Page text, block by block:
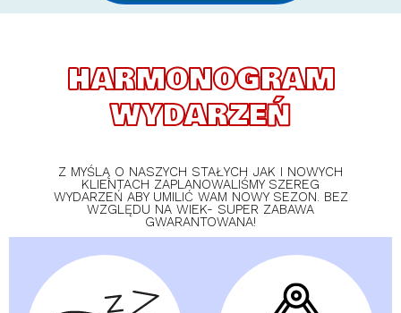
HARMONOGRAM
WYDARZEŃ
Z MYŚLĄ O NASZYCH STAŁYCH JAK I NOWYCH
KLIENTACH ZAPLANOWALIŚMY SZEREG
WYDARZEŃ ABY UMILIĆ WAM NOWY SEZON. BEZ
WZGLĘDU NA WIEK- SUPER ZABAWA
GWARANTOWANA!